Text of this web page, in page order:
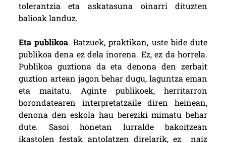
tolerantzia eta askatasuna oinarri dituzten
balioak landuz.
Eta publikoa. Batzuek, praktikan, uste bide dute
publikoa dena ez dela inorena. Ez, ez da horrela.
Publikoa guztiona da eta denona den zerbait
guztion artean jagon behar dugu, laguntza eman
eta maitatu. Aginte publikoek, herritarron
borondatearen interpretatzaile diren heinean,
denona den eskola hau bereziki mimatu behar
dute. Sasoi honetan lurralde bakoitzean
ikastolen festak antolatzen direlarik, ez naiz